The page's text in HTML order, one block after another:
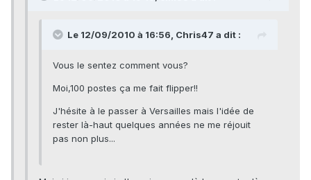
Le 12/09/2010 à 16:56, Chris47 a dit :
Vous le sentez comment vous?
Moi,100 postes ça me fait flipper!!
J'hésite à le passer à Versailles mais l'idée de
rester là-haut quelques années ne me réjouit
pas non plus...